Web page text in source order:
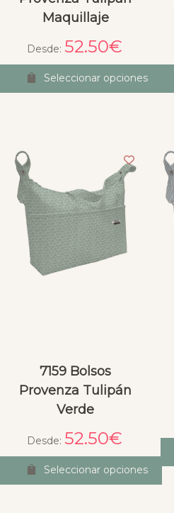
Maquillaje
Desde: 52.50€
Seleccionar opciones
7159 Bolsos
Provenza Tulipán
Verde
Desde: 52.50€
Seleccionar opciones